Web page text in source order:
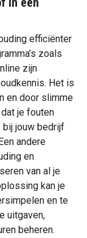
efficiënter
zoals
zijn
Het is
en door slimme
je fouten
bij jouw bedrijf
andere
en
van al je
kan je
en te
uitgaven,
beheren.